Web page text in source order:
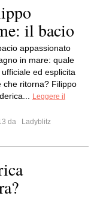
il bacio
appassionato
in mare: quale
ed esplicita
che ritorna? Filippo
Leggere il
da
Ladyblitz